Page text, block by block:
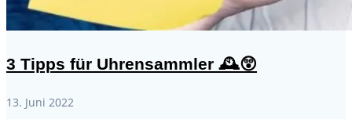
3 Tipps für Uhrensammler 🕰️😲
13. Juni 2022